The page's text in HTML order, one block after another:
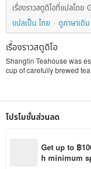
เรื่องราวสตูดิโอที่แปลโด
แปลเป็น ไทย
ดูภาษาเดิม
เรื่องราวสตูดิโอ
Shanglin Teahouse was
cup of carefully brewed
Each cup of tea is
lovers. To bring out the
carefully tuned
weather conditions.
โปรโมชั่นส่วนลด
Get up to ฿
h minimum